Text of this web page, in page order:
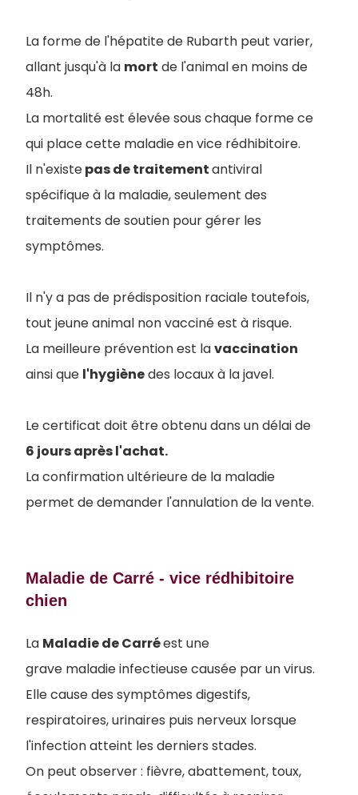
La forme de l'hépatite de Rubarth peut varier,
allant jusqu'à la mort de l'animal en moins de
48h.
La mortalité est élevée sous chaque forme ce
qui place cette maladie en vice rédhibitoire.
Il n'existepas de traitementantiviral
spécifique à la maladie, seulement des
traitements de soutien pour gérer les
symptômes.
Il n'y a pas de prédisposition raciale toutefois,
tout jeune animal non vacciné est à risque.
La meilleure prévention est lavaccination
ainsi que l'hygiènedes locaux à la javel.
Le certificat doit être obtenu dans un délai de
6 jours après l'achat.
La confirmation ultérieure de la maladie
permet de demander l'annulation de la vente.
Maladie de Carré - vice rédhibitoire
chien
La Maladie de Carréest une
grave maladie infectieuse causée par un virus.
Elle cause des symptômes digestifs,
respiratoires, urinaires puis nerveux lorsque
l'infection atteint les derniers stades.
On peut observer : fièvre, abattement, toux,